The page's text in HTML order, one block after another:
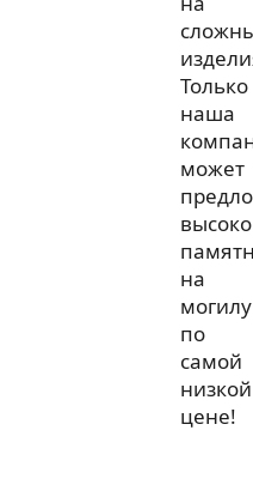
Только
наша
может
на
могилу
по
самой
низкой
цене!